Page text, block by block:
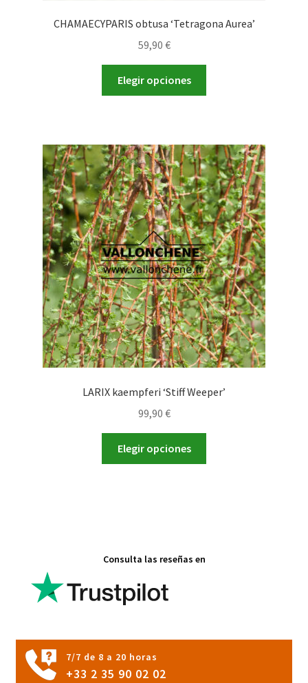
CHAMAECYPARIS obtusa ‘Tetragona Aurea’
59,90 €
Elegir opciones
variantes.
Las
opciones
se
pueden
elegir
en
la
página
de
producto
LARIX kaempferi ‘Stiff Weeper’
99,90 €
Elegir opciones
Consulta las reseñas en
7/7 de 8 a 20 horas
+33 2 35 90 02 02